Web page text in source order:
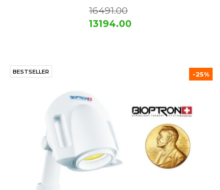
16491.00
13194.00
BESTSELLER -25%